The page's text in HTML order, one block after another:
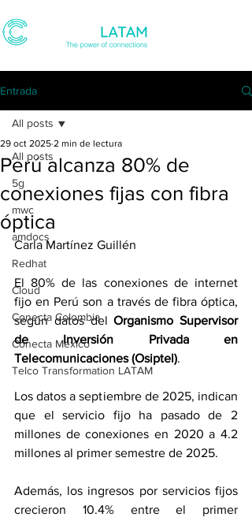
Entrada
All posts
5g
mwc
amdocs
Redhat
Cloud
Conecta Colombia
Conecta Mexico
Telco Transformation LATAM
All posts
Perú alcanza 80% de
conexiones fijas con fibra
óptica
29 oct 2025 2 min de lectura
Carla Martínez Guillén
El 80% de las conexiones de internet
fijo en Perú son a través de fibra óptica,
según datos del Organismo Supervisor
de Inversión Privada en
Telecomunicaciones (Osiptel).
Los datos a septiembre de 2025, indican
que el servicio fijo ha pasado de 2
millones de conexiones en 2020 a 4.2
millones al primer semestre de 2025.
Además, los ingresos por servicios fijos
crecieron 10.4% entre el primer